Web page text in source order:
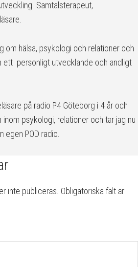
Samtalsterapeut,
om hälsa, psykologi och relationer och
ett personligt utvecklande och andligt
på radio P4 Göteborg i 4 år och
inom psykologi, relationer och tar jag nu
egen POD radio.
inte publiceras. Obligatoriska fält är